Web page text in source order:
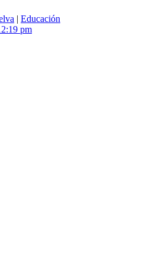
| Educación
pm